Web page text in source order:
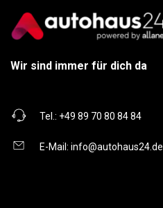
Wir sind immer für dich da
Tel.: +49 89 70 80 84 84
E-Mail: info@autohaus24.de